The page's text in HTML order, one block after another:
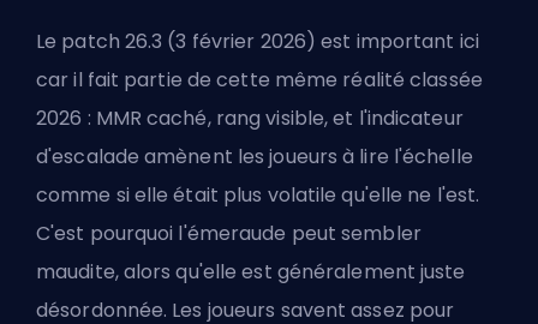
Le patch 26.3 (3 février 2026) est important ici
car il fait partie de cette même réalité classée
2026 : MMR caché, rang visible, et l'indicateur
d'escalade amènent les joueurs à lire l'échelle
comme si elle était plus volatile qu'elle ne l'est.
C'est pourquoi l'émeraude peut sembler
maudite, alors qu'elle est généralement juste
désordonnée. Les joueurs savent assez pour